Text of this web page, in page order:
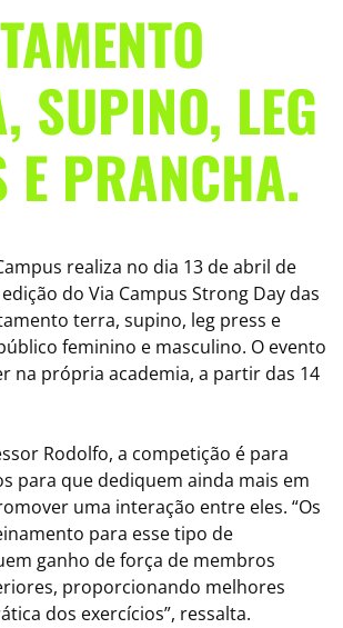
SUPINO, LEG
E PRANCHA.
realiza no dia 13 de abril de
do Via Campus Strong Day das
terra, supino, leg press e
feminino e masculino. O evento
na própria academia, a partir das 14
Rodolfo, a competição é para
para que dediquem ainda mais em
uma interação entre eles. “Os
para esse tipo de
ganho de força de membros
proporcionando melhores
dos exercícios”, ressalta.